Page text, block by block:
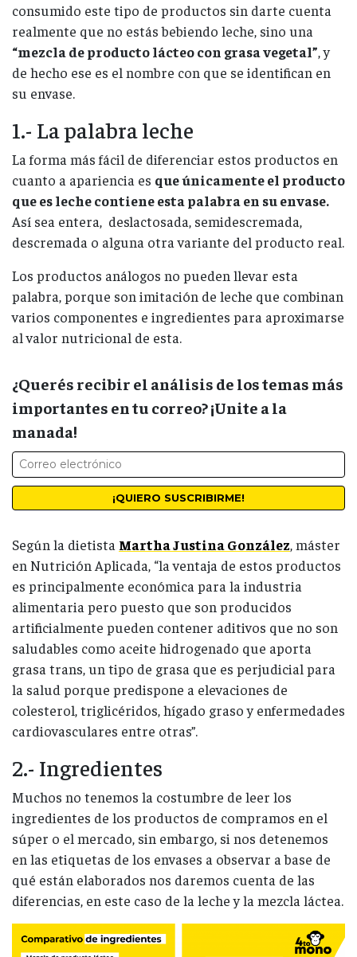
consumido este tipo de productos sin darte cuenta
realmente que no estás bebiendo leche, sino una
“mezcla de producto lácteo con grasa vegetal”, y
de hecho ese es el nombre con que se identifican en
su envase.
1.- La palabra leche
La forma más fácil de diferenciar estos productos en
cuanto a apariencia es que únicamente el producto
que es leche contiene esta palabra en su envase.
Así sea entera, deslactosada, semidescremada,
descremada o alguna otra variante del producto real.
Los productos análogos no pueden llevar esta
palabra, porque son imitación de leche que combinan
varios componentes e ingredientes para aproximarse
al valor nutricional de esta.
¿Querés recibir el análisis de los temas más
importantes en tu correo? ¡Unite a la
manada!
Según la dietista Martha Justina González, máster
en Nutrición Aplicada, “la ventaja de estos productos
es principalmente económica para la industria
alimentaria pero puesto que son producidos
artificialmente pueden contener aditivos que no son
saludables como aceite hidrogenado que aporta
grasa trans, un tipo de grasa que es perjudicial para
la salud porque predispone a elevaciones de
colesterol, triglicéridos, hígado graso y enfermedades
cardiovasculares entre otras”.
2.- Ingredientes
Muchos no tenemos la costumbre de leer los
ingredientes de los productos de compramos en el
súper o el mercado, sin embargo, si nos detenemos
en las etiquetas de los envases a observar a base de
qué están elaborados nos daremos cuenta de las
diferencias, en este caso de la leche y la mezcla láctea.